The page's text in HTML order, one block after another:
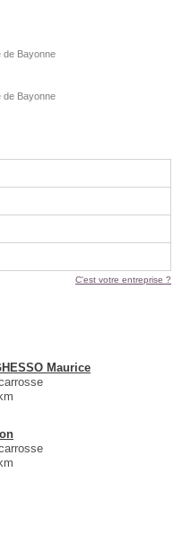
de Bayonne
de Bayonne
C'est votre entreprise ?
Maurice